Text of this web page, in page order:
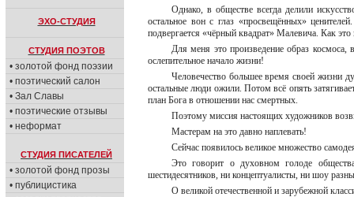
ЭХО-СТУДИЯ
СТУДИЯ ПОЭТОВ
• золотой фонд поэзии
• поэтический салон
• Зал Славы
• поэтические отзывы
• неформат
СТУДИЯ ПИСАТЕЛЕЙ
• золотой фонд прозы
• публицистика
Однако, в обществе всегда делили
остальное вон с глаз «просвещённых»
подвергается «чёрный квадрат» Малевича. Как
Для меня это произведение образ
ослепительное начало жизни!
Человечество большее время своей жизни
остальные люди ожили. Потом всё опять
план Бога в отношении нас смертных.
Поэтому миссия настоящих художников
Мастерам на это давно наплевать!
Сейчас появилось великое множество
Это говорит о духовном голоде
шестидесятников, ни концептуалисты, ни шоу
О великой отечественной и зарубежной